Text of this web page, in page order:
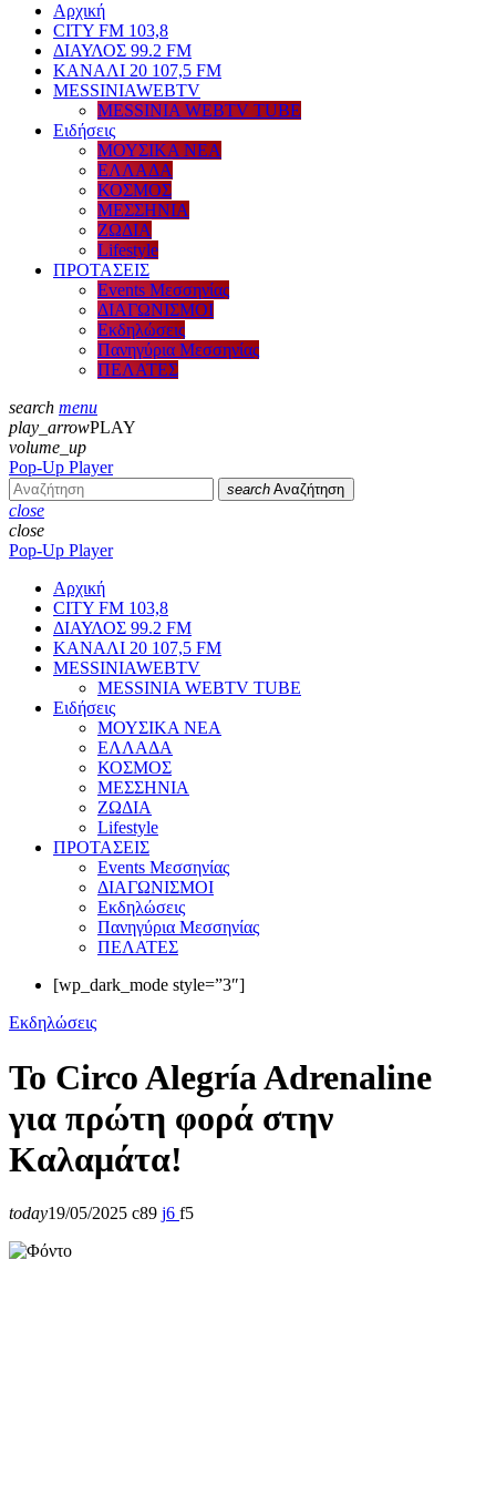
Αρχική
CITY FM 103,8
ΔΙΑΥΛΟΣ 99.2 FM
ΚΑΝΑΛΙ 20 107,5 FM
MESSINIAWEBTV
MESSINIA WEBTV TUBE
Eιδήσεις
ΜΟΥΣΙΚΑ ΝΕΑ
ΕΛΛΑΔΑ
ΚΟΣΜΟΣ
ΜΕΣΣΗΝΙΑ
ΖΩΔΙΑ
Lifestyle
ΠΡΟΤΑΣΕΙΣ
Events Μεσσηνίας
ΔΙΑΓΩΝΙΣΜΟΙ
Εκδηλώσεις
Πανηγύρια Μεσσηνίας
ΠΕΛΑΤΕΣ
search menu
play_arrowPLAY
volume_up
Pop-Up Player
search Αναζήτηση
close
close
Pop-Up Player
Αρχική
CITY FM 103,8
ΔΙΑΥΛΟΣ 99.2 FM
ΚΑΝΑΛΙ 20 107,5 FM
MESSINIAWEBTV
MESSINIA WEBTV TUBE
Eιδήσεις
ΜΟΥΣΙΚΑ ΝΕΑ
ΕΛΛΑΔΑ
ΚΟΣΜΟΣ
ΜΕΣΣΗΝΙΑ
ΖΩΔΙΑ
Lifestyle
ΠΡΟΤΑΣΕΙΣ
Events Μεσσηνίας
ΔΙΑΓΩΝΙΣΜΟΙ
Εκδηλώσεις
Πανηγύρια Μεσσηνίας
ΠΕΛΑΤΕΣ
[wp_dark_mode style=”3″]
Εκδηλώσεις
Το Circo Alegría Adrenaline
για πρώτη φορά στην
Kαλαμάτα!
today19/05/2025 89 6 5